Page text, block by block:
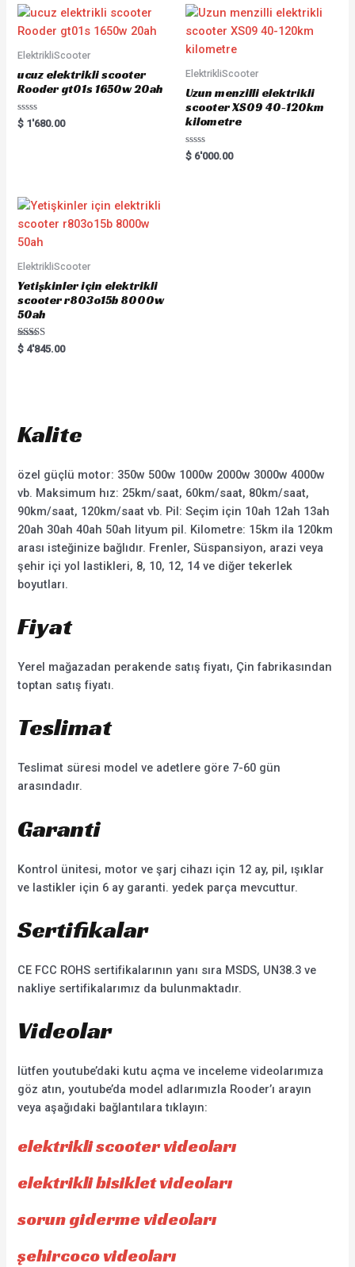
ElektrikliScooter
ucuz elektrikli scooter
Rooder gt01s 1650w 20ah
R
a
t
o
5
$ 1'680.00
ElektrikliScooter
Uzun menzilli elektrikli
scooter XS09 40-120km
kilometre
R
a
$ 6'000.00
ElektrikliScooter
Yetişkinler için elektrikli
scooter r803o15b 8000w
50ah
Rated
5.00
$ 4'845.00
Kalite
özel güçlü motor: 350w 500w 1000w 2000w 3000w 4000w
vb. Maksimum hız: 25km/saat, 60km/saat, 80km/saat,
90km/saat, 120km/saat vb. Pil: Seçim için 10ah 12ah 13ah
20ah 30ah 40ah 50ah lityum pil. Kilometre: 15km ila 120km
arası isteğinize bağlıdır. Frenler, Süspansiyon, arazi veya
şehir içi yol lastikleri, 8, 10, 12, 14 ve diğer tekerlek
boyutları.
Fiyat
Yerel mağazadan perakende satış fiyatı, Çin fabrikasından
toptan satış fiyatı.
Teslimat
Teslimat süresi model ve adetlere göre 7-60 gün
arasındadır.
Garanti
Kontrol ünitesi, motor ve şarj cihazı için 12 ay, pil, ışıklar
ve lastikler için 6 ay garanti. yedek parça mevcuttur.
Sertifikalar
CE FCC ROHS sertifikalarının yanı sıra MSDS, UN38.3 ve
nakliye sertifikalarımız da bulunmaktadır.
Videolar
lütfen youtube’daki kutu açma ve inceleme videolarımıza
göz atın, youtube’da model adlarımızla Rooder’ı arayın
veya aşağıdaki bağlantılara tıklayın:
elektrikli scooter videoları
elektrikli bisiklet videoları
sorun giderme videoları
şehircoco videoları